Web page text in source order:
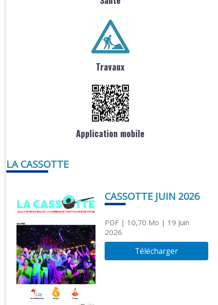
Travaux
Application mobile
LA CASSOTTE
CASSOTTE JUIN 2026
PDF| 10,70 Mo | 19 Juin
2026
Télécharger